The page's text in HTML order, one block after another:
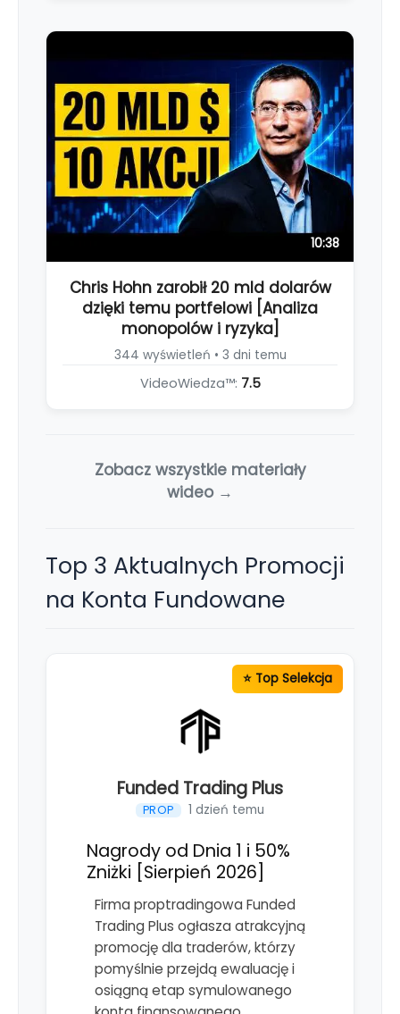
10:38
Chris Hohn zarobił 20 mld dolarów
dzięki temu portfelowi [Analiza
monopolów i ryzyka]
344 wyświetleń • 3 dni temu
VideoWiedza™: 7.5
Zobacz wszystkie materiały
wideo →
Top 3 Aktualnych Promocji
na Konta Fundowane
Funded Trading Plus
PROP 1 dzień temu
Nagrody od Dnia 1 i 50%
Zniżki [Sierpień 2026]
Firma proptradingowa Funded
Trading Plus ogłasza atrakcyjną
promocję dla traderów, którzy
pomyślnie przejdą ewaluację i
osiągną etap symulowanego